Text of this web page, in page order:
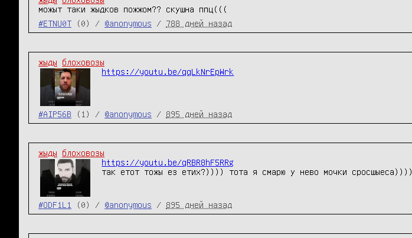
можыт таки жыдков пожжом?? скушна ппц(((
#ETNU0T
(0) / @anonymous / 788 дней назад
жыды
блоховозы
https://youtu.be/qqLkNrEpWrk
#AIP56B (1) / @anonymous / 895 дней назад
жыды
блоховозы
https://youtu.be/qRBR8hF5RRg
так етот тожы ез етих?)))) тота я смарю у нево мочки сросшыеса))))
#ODF1L1 (0) / @anonymous / 895 дней назад